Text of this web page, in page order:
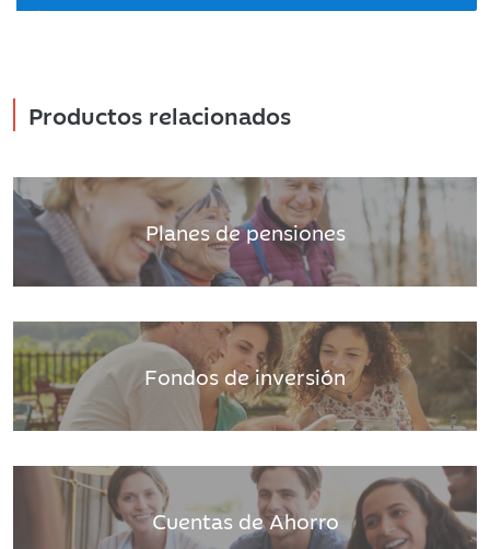
Productos relacionados
Planes de pensiones
Fondos de inversión
Cuentas de Ahorro